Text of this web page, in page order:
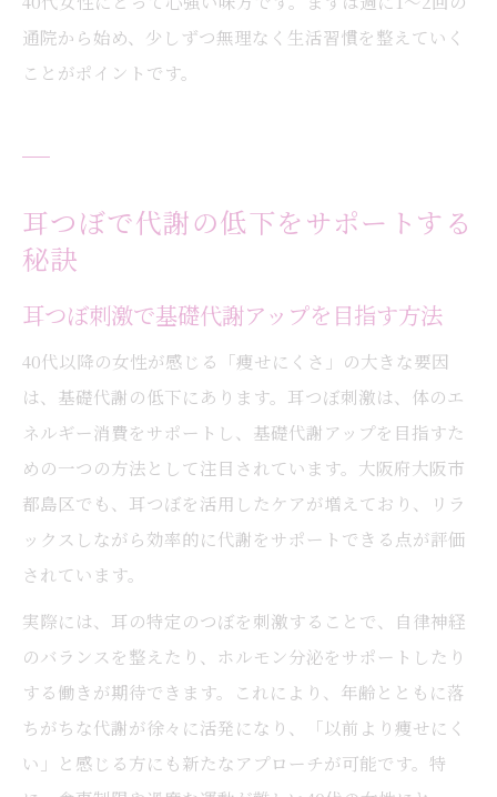
通院から始め、少しずつ無理なく生活習慣を整えていく
ことがポイントです。
耳つぼで代謝の低下をサポートする
秘訣
耳つぼ刺激で基礎代謝アップを目指す方法
40代以降の女性が感じる「痩せにくさ」の大きな要因
は、基礎代謝の低下にあります。耳つぼ刺激は、体のエ
ネルギー消費をサポートし、基礎代謝アップを目指すた
めの一つの方法として注目されています。大阪府大阪市
都島区でも、耳つぼを活用したケアが増えており、リラ
ックスしながら効率的に代謝をサポートできる点が評価
されています。
実際には、耳の特定のつぼを刺激することで、自律神経
のバランスを整えたり、ホルモン分泌をサポートしたり
する働きが期待できます。これにより、年齢とともに落
ちがちな代謝が徐々に活発になり、「以前より痩せにく
い」と感じる方にも新たなアプローチが可能です。特